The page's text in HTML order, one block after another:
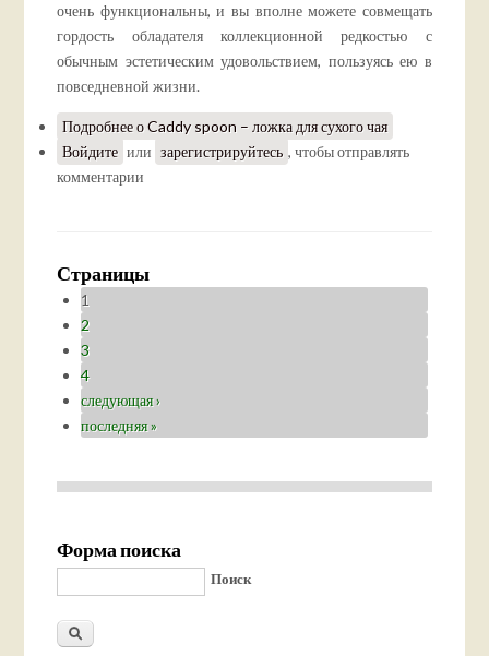
очень функциональны, и вы вполне можете совмещать
гордость обладателя коллекционной редкостью с
обычным эстетическим удовольствием, пользуясь ею в
повседневной жизни.
Подробнеео Caddy spoon – ложка для сухого чая
Войдите или зарегистрируйтесь , чтобы отправлять
комментарии
Страницы
1
2
3
4
следующая ›
последняя »
Форма поиска
Поиск